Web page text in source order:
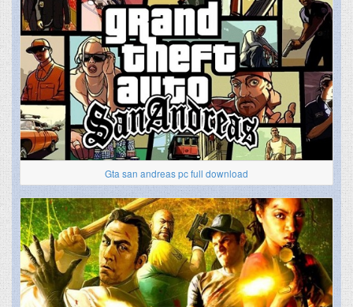
Gta san andreas pc full download